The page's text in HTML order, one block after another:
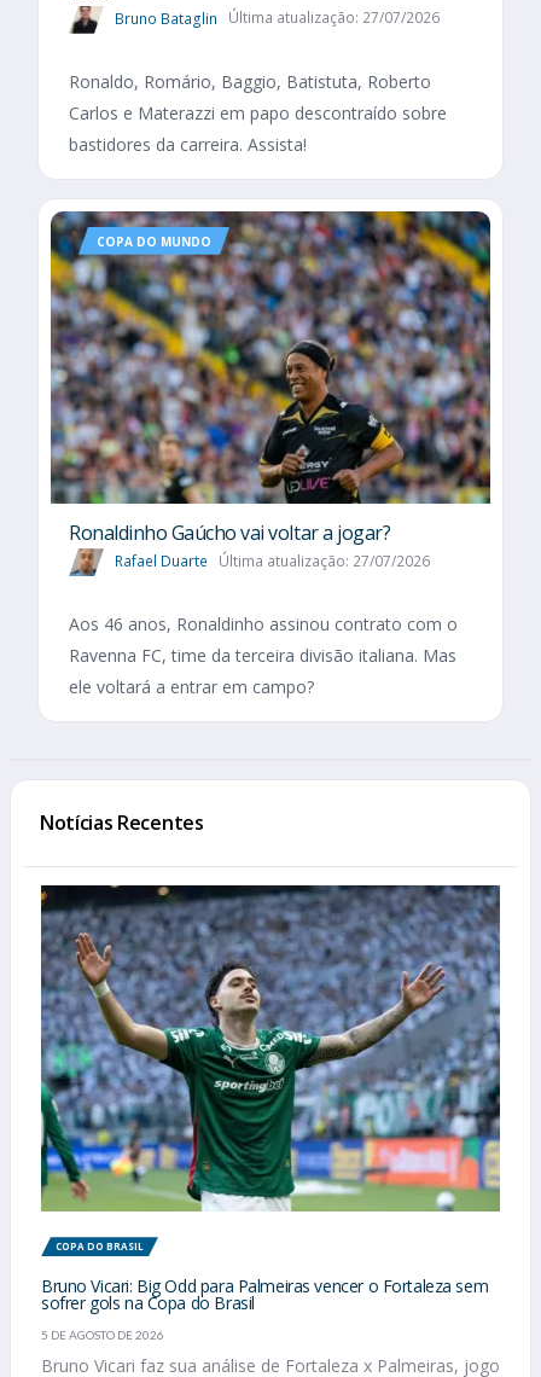
Bruno Bataglin Última atualização: 27/07/2026
Ronaldo, Romário, Baggio, Batistuta, Roberto
Carlos e Materazzi em papo descontraído sobre
bastidores da carreira. Assista!
COPA DO MUNDO
Ronaldinho Gaúcho vai voltar a jogar?
Rafael Duarte Última atualização: 27/07/2026
Aos 46 anos, Ronaldinho assinou contrato com o
Ravenna FC, time da terceira divisão italiana. Mas
ele voltará a entrar em campo?
Notícias Recentes
COPA DO BRASIL
Bruno Vicari: Big Odd para Palmeiras vencer o Fortaleza sem
sofrer gols na Copa do Brasil
5 DE AGOSTO DE 2026
Bruno Vicari faz sua análise de Fortaleza x Palmeiras, jogo